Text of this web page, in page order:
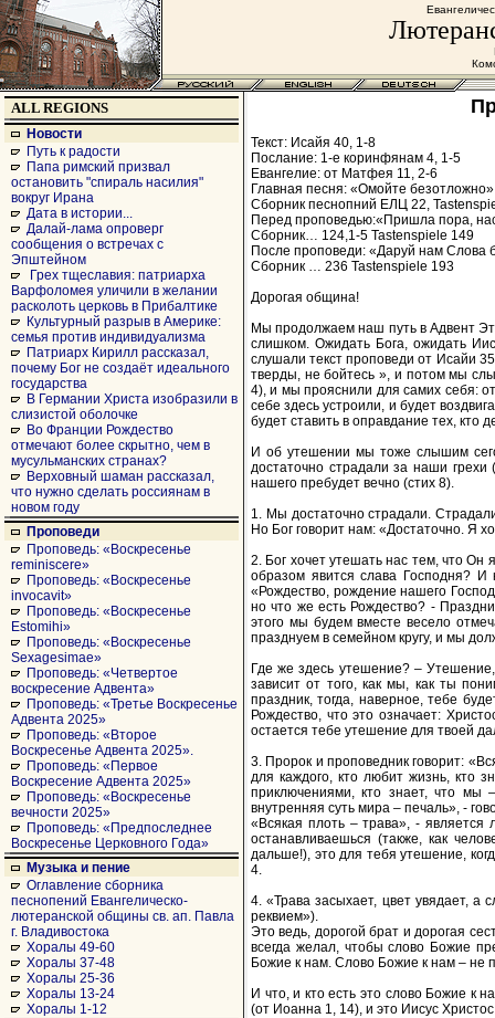
ALL REGIONS
Новости
Путь к радости
Папа римский призвал
остановить "спираль насилия"
вокруг Ирана
Дата в истории...
Далай-лама опроверг
сообщения о встречах с
Эпштейном
Грех тщеславия: патриарха
Варфоломея уличили в желании
расколоть церковь в Прибалтике
Культурный разрыв в Америке:
семья против индивидуализма
Патриарх Кирилл рассказал,
почему Бог не создаёт идеального
государства
В Германии Христа изобразили в
слизистой оболочке
Во Франции Рождество
отмечают более скрытно, чем в
мусульманских странах?
Верховный шаман рассказал,
что нужно сделать россиянам в
новом году
Проповеди
Проповедь: «Воскресенье
reminiscere»
Проповедь: «Воскресенье
invocavit»
Проповедь: «Воскресенье
Estomihi»
Проповедь: «Воскресенье
Sexagesimae»
Проповедь: «Четвертое
воскресение Адвента»
Проповедь: «Третье Воскресенье
Адвента 2025»
Проповедь: «Второе
Воскресенье Адвента 2025».
Проповедь: «Первое
Воскресение Адвента 2025»
Проповедь: «Воскресенье
вечности 2025»
Проповедь: «Предпоследнее
Воскресенье Церковного Года»
Музыка и пение
Оглавление сборника
песнопений Евангелическо-
лютеранской общины св. ап. Павла
г. Владивостока
Хоралы 49-60
Хоралы 37-48
Хоралы 25-36
Хоралы 13-24
Хоралы 1-12
Текст: Исайя 40, 1-8
Послание: 1-е коринфянам 4, 1-5
Евангелие: от Матфея 11, 2-6
Главная песня: «Омойте
Сборник песнопний ЕЛЦ 22,
Перед проповедью:«Пришла пора,
Сборник… 124,1-5 Tastenspiele 149
После проповеди: «Даруй нам Слова
Сборник … 236 Tastenspiele 193
Дорогая община!
Мы продолжаем наш путь в Адвент
слишком. Ожидать Бога, ожидать
слушали текст проповеди от Исайи
тверды, не бойтесь », и потом мы
4), и мы прояснили для самих себя:
себе здесь устроили, и будет
будет ставить в оправдание тех, кто
И об утешении мы тоже слышим
достаточно страдали за наши
нашего пребудет вечно (стих 8).
1. Мы достаточно страдали.
Но Бог говорит нам: «Достаточно. Я
2. Бог хочет утешать нас тем, что Он
образом явится слава Господня?
«Рождество, рождение нашего
но что же есть Рождество? -
этого мы будем вместе весело
празднуем в семейном кругу, и мы
Где же здесь утешение? –
зависит от того, как мы, как ты
праздник, тогда, наверное, тебе
Рождество, что это означает:
остается тебе утешение для твоей
3. Пророк и проповедник говорит:
для каждого, кто любит жизнь, кто
приключениями, кто знает, что мы
внутренняя суть мира – печаль», -
«Всякая плоть – трава», -
останавливаешься (также, как
дальше!), это для тебя утешение,
4.
4. «Трава засыхает, цвет увядает, а
реквием»).
Это ведь, дорогой брат и дорогая
всегда желал, чтобы слово Божие
Божие к нам. Слово Божие к нам – не
И что, и кто есть это слово Божие к
(от Иоанна 1, 14), и это Иисус